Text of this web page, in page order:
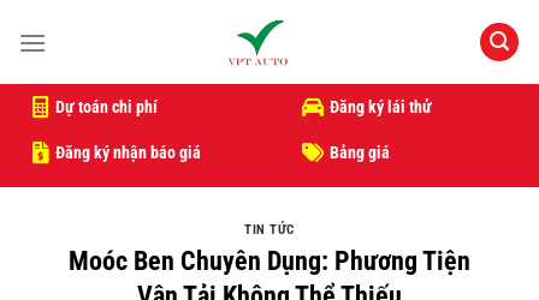
qua
dung
Dự toán chi phí
Đăng ký nhận báo giá
Đăng ký lái thử
Bảng giá
TIN TỨC
Moóc Ben Chuyên Dụng: Phương Tiện